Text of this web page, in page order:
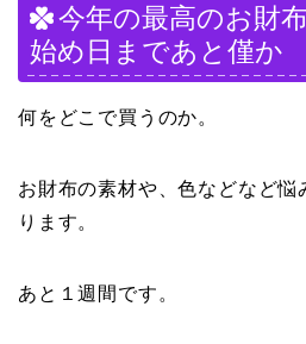
今年の最高のお財
始め日まであと僅か
何をどこで買うのか。
お財布の素材や、色などなど悩
ります。
あと１週間です。